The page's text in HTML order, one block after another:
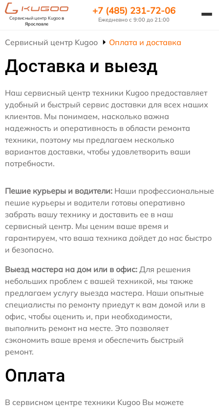
Сервисный центр Kugooв
Ярославле
+7 (485) 231-72-06
Ежедневно с 9:00 до 21:00
Сервисный центр Kugoo Оплата и доставка
Доставка и выезд
Наш сервисный центр техники Kugoo предоставляет
удобный и быстрый сервис доставки для всех наших
клиентов. Мы понимаем, насколько важна
надежность и оперативность в области ремонта
техники, поэтому мы предлагаем несколько
вариантов доставки, чтобы удовлетворить ваши
потребности.
Пешие курьеры и водители: Наши профессиональные
пешие курьеры и водители готовы оперативно
забрать вашу технику и доставить ее в наш
сервисный центр. Мы ценим ваше время и
гарантируем, что ваша техника дойдет до нас быстро
и безопасно.
Выезд мастера на дом или в офис: Для решения
небольших проблем с вашей техникой, мы также
предлагаем услугу выезда мастера. Наши опытные
специалисты по ремонту приедут к вам домой или в
офис, чтобы оценить и, при необходимости,
выполнить ремонт на месте. Это позволяет
сэкономить ваше время и обеспечить быстрый
ремонт.
Оплата
В сервисном центре техники Kugoo Вы можете